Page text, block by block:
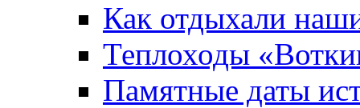
Как отдыхали
Теплоходы
Памятные даты